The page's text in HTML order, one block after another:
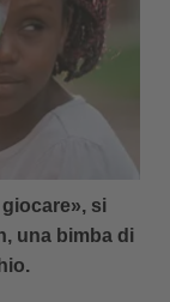
si
una bimba di